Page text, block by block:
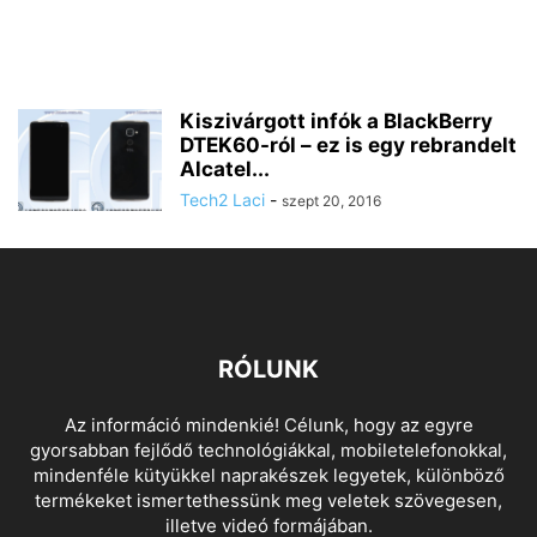
Kiszivárgott infók a BlackBerry
DTEK60-ról – ez is egy rebrandelt
Alcatel...
Tech2 Laci - szept 20, 2016
RÓLUNK
Az információ mindenkié! Célunk, hogy az egyre
gyorsabban fejlődő technológiákkal, mobiletelefonokkal,
mindenféle kütyükkel naprakészek legyetek, különböző
termékeket ismertethessünk meg veletek szövegesen,
illetve videó formájában.